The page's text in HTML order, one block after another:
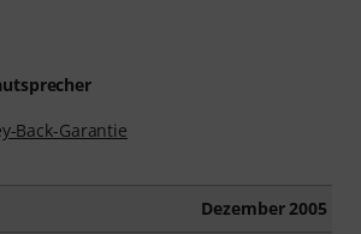
Back-Garantie
Dezember 2005